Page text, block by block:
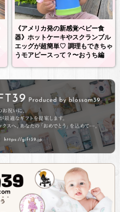
《アメリカ発の新感覚ベビー食
器》ホットケーキやスクランブル
エッグが超簡単♡ 調理もできちゃ
うモアピースって？〜おうち編